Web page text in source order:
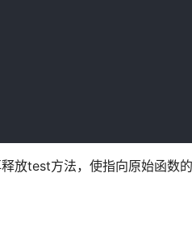
放test方法，使指向原始函数的